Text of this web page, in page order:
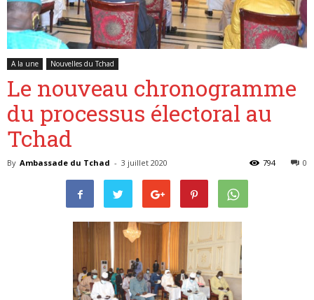
de
A la une Nouvelles du Tchad
Le nouveau chronogramme
du processus électoral au
Tchad
By Ambassade du Tchad - 3 juillet 2020 0
794